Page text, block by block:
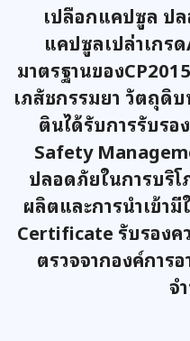
เปลือกแคปซูล ป
แคปซูลเปล่าเกร
มาตรฐานของ
เภสัชกรรมยา วัตถุดิ
ตินได้รับการรับร
Safety
ปลอดภัยในการบริ
ผลิตและการนำเข้า
Certificate รับรองค
ตรวจจากองค์การ
จ